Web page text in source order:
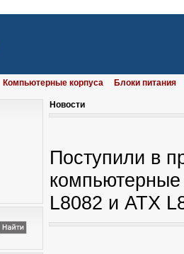
Компьютерные корпуса Блоки питания
Новости
Поступили в
компьютерные
L8082 и ATX